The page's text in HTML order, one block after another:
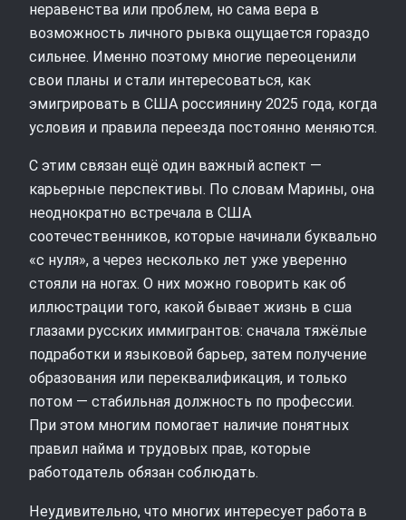
неравенства или проблем, но сама вера в
возможность личного рывка ощущается гораздо
сильнее. Именно поэтому многие переоценили
свои планы и стали интересоваться, как
эмигрировать в США россиянину 2025 года, когда
условия и правила переезда постоянно меняются.
С этим связан ещё один важный аспект —
карьерные перспективы. По словам Марины, она
неоднократно встречала в США
соотечественников, которые начинали буквально
«с нуля», а через несколько лет уже уверенно
стояли на ногах. О них можно говорить как об
иллюстрации того, какой бывает жизнь в сша
глазами русских иммигрантов: сначала тяжёлые
подработки и языковой барьер, затем получение
образования или переквалификация, и только
потом — стабильная должность по профессии.
При этом многим помогает наличие понятных
правил найма и трудовых прав, которые
работодатель обязан соблюдать.
Неудивительно, что многих интересует работа в